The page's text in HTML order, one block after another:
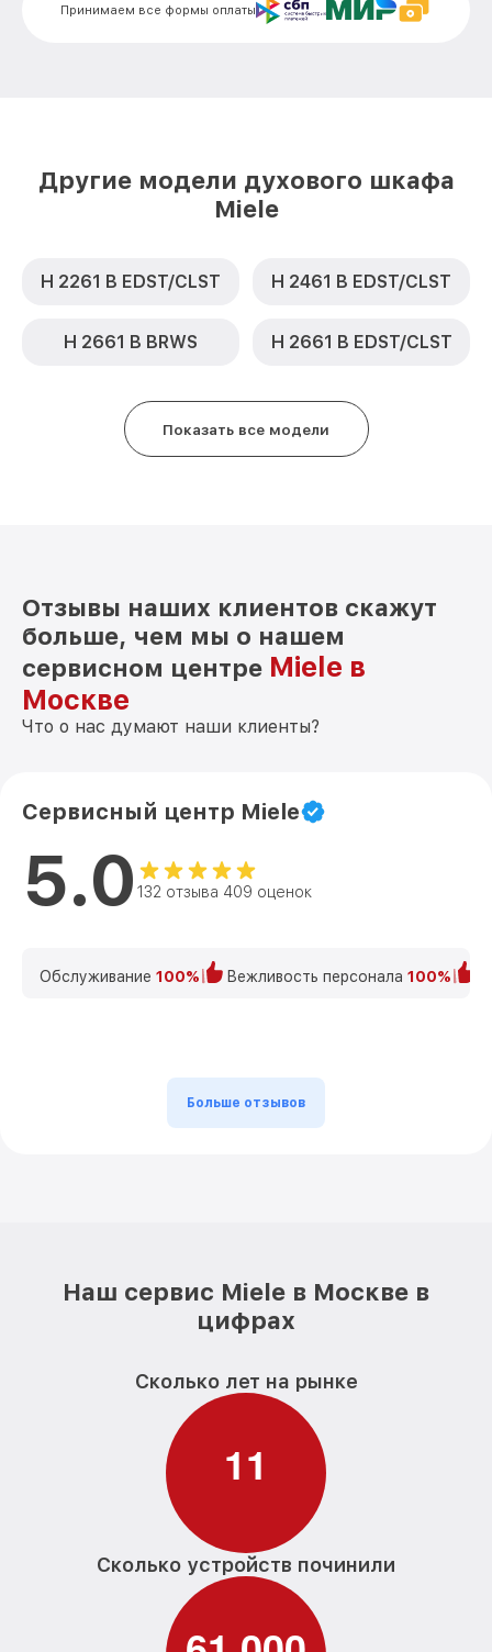
Принимаем все формы оплаты
Другие модели духового шкафа
Miele
H 2261 B EDST/CLST H 2461 B EDST/CLST
H 2661 B BRWS H 2661 B EDST/CLST
Показать все модели
Отзывы наших клиентов скажут
больше, чем мы о нашем
сервисном центре Miele в
Москве
Что о нас думают наши клиенты?
Сервисный центр Miele
5.0 132 отзыва 409 оценок
Обслуживание 100% Вежливость персонала 100%
Больше отзывов
Наш сервис Miele в Москве в
цифрах
Сколько лет на рынке
11
Сколько устройств починили